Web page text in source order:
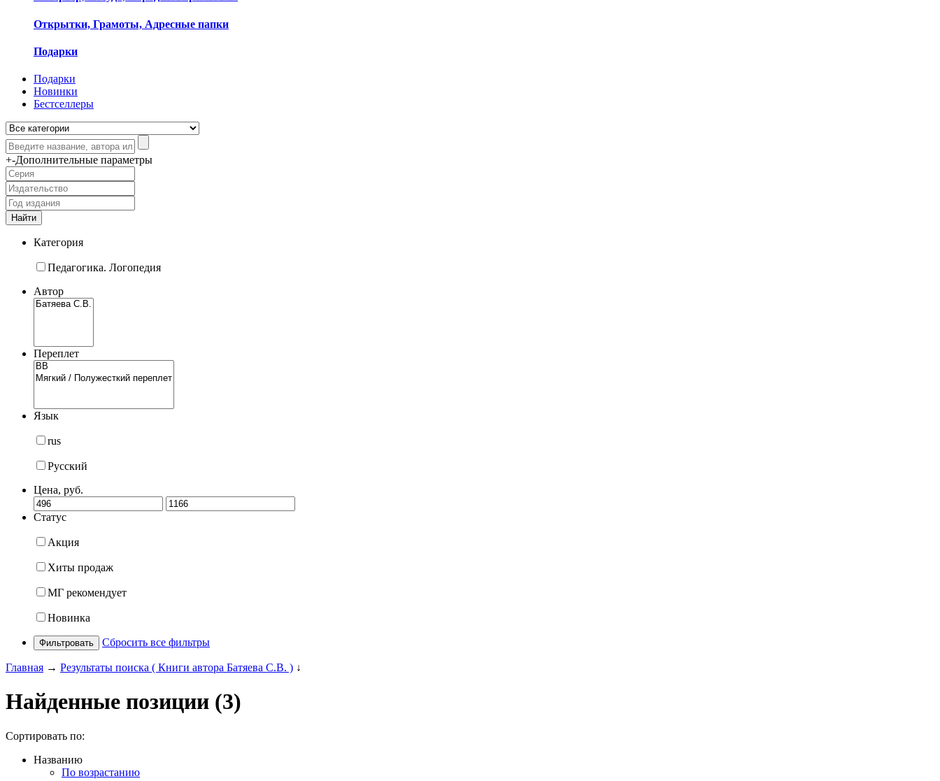
Открытки, Грамоты, Адресные папки
Подарки
Подарки
Новинки
Бестселлеры
+-Дополнительные параметры
Категория
Педагогика. Логопедия
Автор
Переплет
Язык
rus
Русский
Цена, руб.
Статус
Акция
Хиты продаж
МГ рекомендует
Новинка
Фильтровать Сбросить все фильтры
Главная → Результаты поиска ( Книги автора Батяева С.В. ) ↓
Найденные позиции (3)
Сортировать по:
Названию
По возрастанию